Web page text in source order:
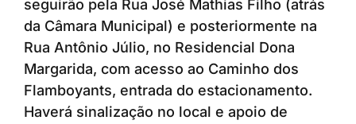
seguirão pela Rua José Mathias Filho (atrás
da Câmara Municipal) e posteriormente na
Rua Antônio Júlio, no Residencial Dona
Margarida, com acesso ao Caminho dos
Flamboyants, entrada do estacionamento.
Haverá sinalização no local e apoio de